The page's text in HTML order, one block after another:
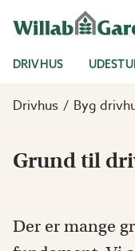
DRIVHUS
Drivhus Byg
Grund til
Der er mange